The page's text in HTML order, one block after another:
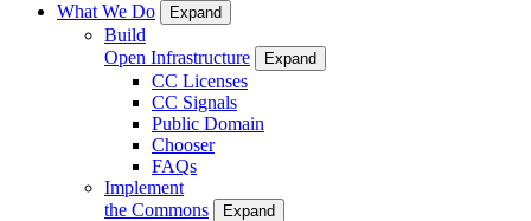
What We Do
Expand
Build
Open Infrastructure
Expand
CC Licenses
CC Signals
Public Domain
Chooser
FAQs
Implement
the Commons
Expand